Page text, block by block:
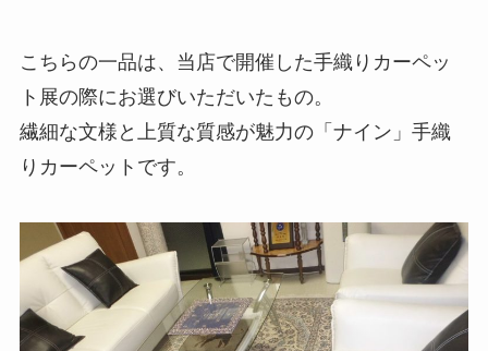
こちらの一品は、当店で開催した手織りカーペッ
ト展の際にお選びいただいたもの。
繊細な文様と上質な質感が魅力の「ナイン」手織
りカーペットです。